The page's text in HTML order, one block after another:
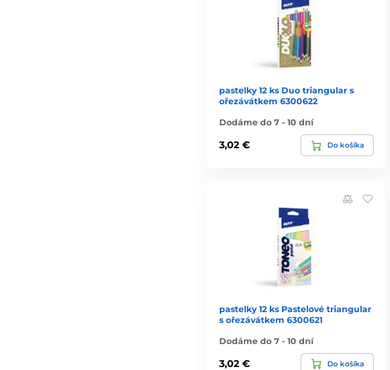
pastelky 12 ks Duo triangular s
ořezávátkem 6300622
Dodáme do 7 - 10 dní
3,02 € Do košíka
pastelky 12 ks Pastelové triangular
s ořezávátkem 6300621
Dodáme do 7 - 10 dní
3,02 € Do košíka